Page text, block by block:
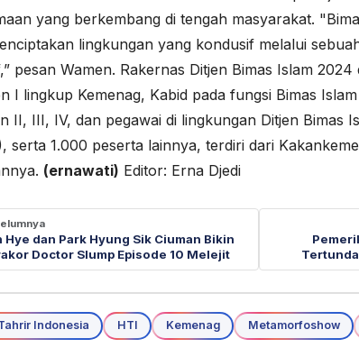
yang berkembang di tengah masyarakat.
lingkungan yang kondusif melalui
pesan Wamen. Rakernas Ditjen Bimas Islam
I lingkup Kemenag, Kabid pada fungsi Bimas
II, III, IV, dan pegawai di lingkungan Ditjen Bimas
serta 1.000 peserta lainnya, terdiri dari
(ernawati) Editor: Erna Djedi
Hye dan Park Hyung Sik Ciuman Bikin
Doctor Slump Episode 10 Melejit
Indonesia HTI Kemenag Metamorfoshow